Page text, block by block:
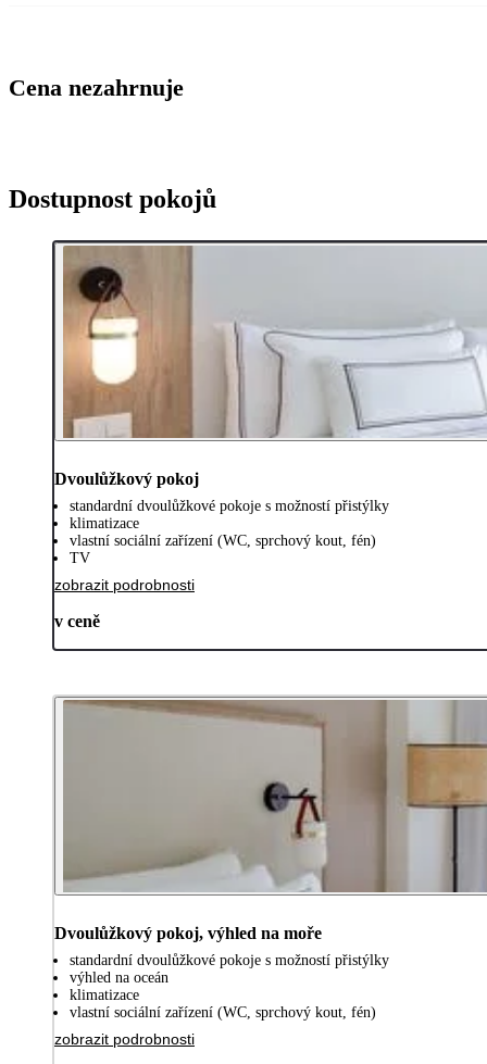
Cena nezahrnuje
Dostupnost pokojů
Dvoulůžkový pokoj
standardní dvoulůžkové pokoje s možností přistýlky
klimatizace
vlastní sociální zařízení (WC, sprchový kout, fén)
TV
zobrazit podrobnosti
v ceně
Dvoulůžkový pokoj, výhled na moře
standardní dvoulůžkové pokoje s možností přistýlky
výhled na oceán
klimatizace
vlastní sociální zařízení (WC, sprchový kout, fén)
zobrazit podrobnosti